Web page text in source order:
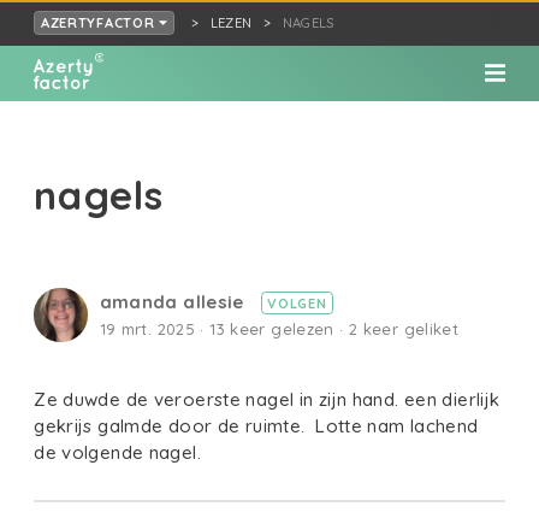
AZERTYFACTOR LEZEN NAGELS
nagels
amanda allesie VOLGEN
19 mrt. 2025 · 13 keer gelezen · 2 keer geliket
Ze duwde de veroerste nagel in zijn hand. een dierlijk
gekrijs galmde door de ruimte. Lotte nam lachend
de volgende nagel.